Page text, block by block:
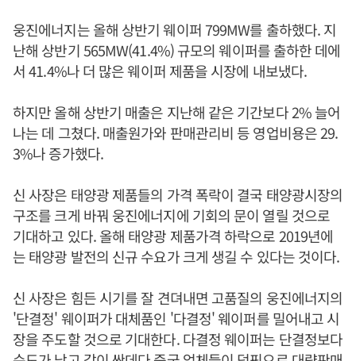
웅진에너지는 올해 상반기 웨이퍼 799MW를 출하했다. 지
난해 상반기 565MW(41.4%) 규모의 웨이퍼를 출하한 데에
서 41.4%나 더 많은 웨이퍼 제품을 시장에 내보냈다.
하지만 올해 상반기 매출은 지난해 같은 기간보다 2% 늘어
나는 데 그쳤다. 매출원가와 판매관리비 등 영업비용은 29.
3%나 증가했다.
신 사장은 태양광 제품들의 가격 폭락이 결국 태양광시장의
구조를 크게 바꿔 웅진에너지에 기회의 문이 열릴 것으로
기대하고 있다. 올해 태양광 제품가격 하락으로 2019년에
는 태양광 발전의 신규 수요가 크게 생길 수 있다는 것이다.
신 사장은 힘든 시기를 잘 견뎌내면 고품질의 웅진에너지의
'단결정' 웨이퍼가 대체품인 '다결정' 웨이퍼를 밀어내고 시
장을 주도할 것으로 기대한다. 다결정 웨이퍼는 단결정보다